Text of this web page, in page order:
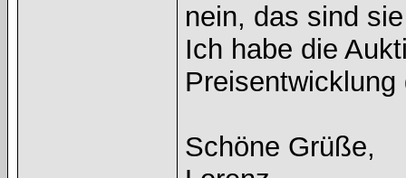
nein, das sind
Ich habe die
Schöne Grüße,